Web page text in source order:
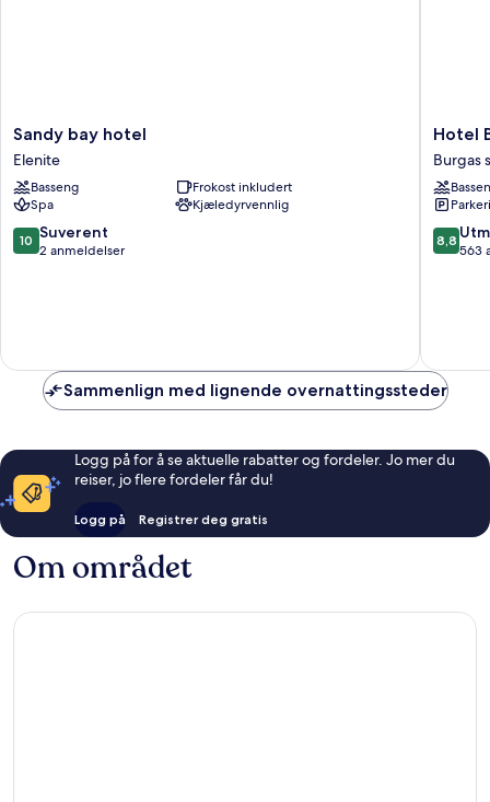
Sandy
bay
hotel
Elenite
Sandy bay hotel
Elenite
Basseng
Frokost inkludert
Spa
Kjæledyrvennlig
10.0
av
10 Suverent
2 anmeldelser
Hotel
Bulgaria
Burgas
Burgas
sentrum
Hotel
Burgas
8.8
av
8,8
563
Sammenlign med lignende overnattingssteder
Logg på for å se aktuelle rabatter og fordeler. Jo mer du
reiser, jo flere fordeler får du!
Logg på Registrer deg gratis
Om området